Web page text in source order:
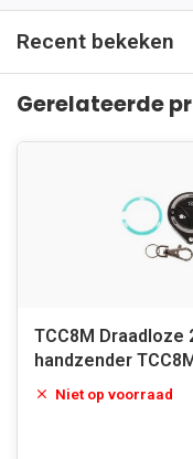
Recent bekeken
Gerelateerde
TCC8M Draadloze
handzender
Niet op voorraad